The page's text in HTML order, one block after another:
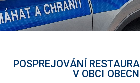
POSPREJOVÁNÍ
V OBCI